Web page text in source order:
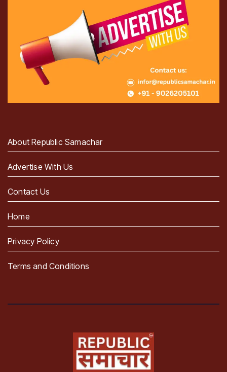
About Republic Samachar
Advertise With Us
Contact Us
Home
Privacy Policy
Terms and Conditions